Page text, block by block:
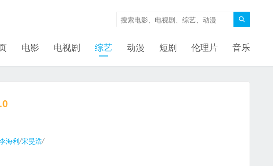

电影 电视剧 综艺 动漫 短剧 伦理片 音乐
海利/宋旻浩/